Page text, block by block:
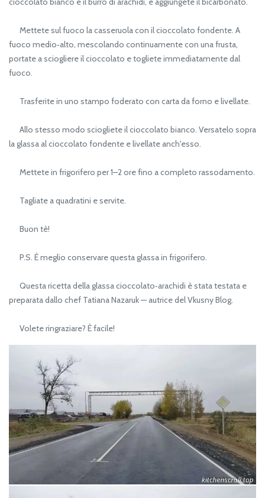
Mettete sul fuoco la casseruola con il cioccolato fondente. A
fuoco medio‑alto, mescolando continuamente con una frusta,
portate a sciogliere il cioccolato e togliete immediatamente dal
fuoco.
Trasferite in uno stampo foderato con carta da forno e livellate.
Allo stesso modo sciogliete il cioccolato bianco. Versatelo sopra
la glassa al cioccolato fondente e livellate anch'esso.
Mettete in frigorifero per 1–2 ore fino a completo rassodamento.
Tagliate a quadratini e servite.
Buon tè!
P.S. È meglio conservare questa glassa in frigorifero.
Questa ricetta della glassa cioccolato‑arachidi è stata testata e
preparata dallo chef Tatiana Nazaruk — autrice del Vkusny Blog.
Volete ringraziare? È facile!